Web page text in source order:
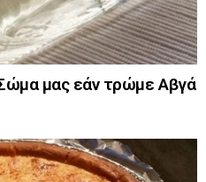
μας εάν τρώμε Αβγά